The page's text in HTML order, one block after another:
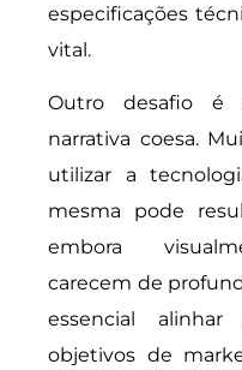
especificações
vital.
Outro desafio é
narrativa coesa.
utilizar a
mesma pode
embora
carecem de
essencial
objetivos de